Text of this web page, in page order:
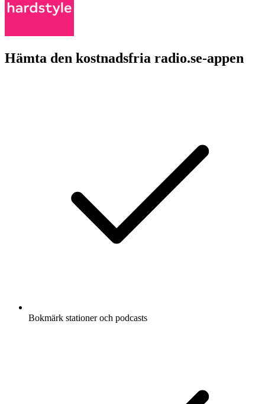
Hämta den kostnadsfria radio.se-appen
Bokmärk stationer och podcasts